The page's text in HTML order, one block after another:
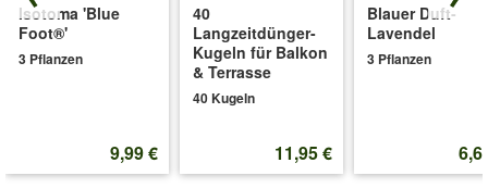
Isotoma 'Blue
Foot®'
3 Pflanzen
9,99 €
40
Langzeitdünger-
Kugeln für Balkon
& Terrasse
40 Kugeln
11,95 €
Blauer Duft-
Lavendel
3 Pflanzen